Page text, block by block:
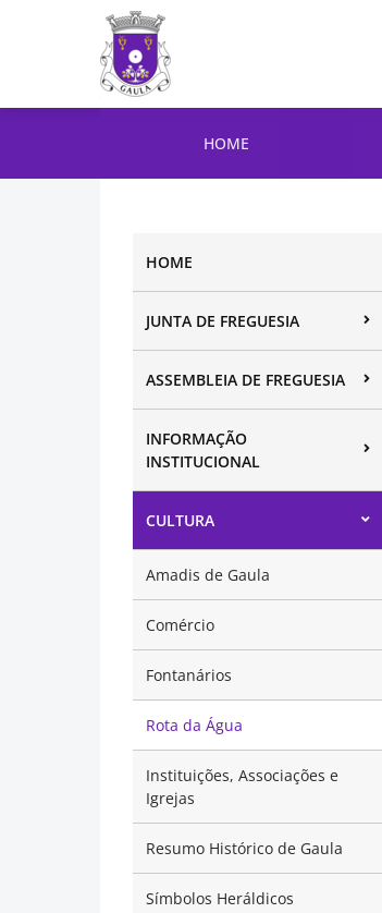
HOME
HOME
JUNTA DE FREGUESIA
ASSEMBLEIA DE FREGUESIA
INFORMAÇÃO
INSTITUCIONAL
CULTURA
Amadis de Gaula
Comércio
Fontanários
Rota da Água
Instituições, Associações e
Igrejas
Resumo Histórico de Gaula
Símbolos Heráldicos